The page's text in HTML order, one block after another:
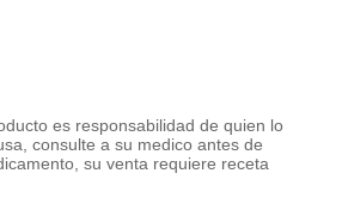
es responsabilidad de quien lo
consulte a su medico antes de
su venta requiere receta